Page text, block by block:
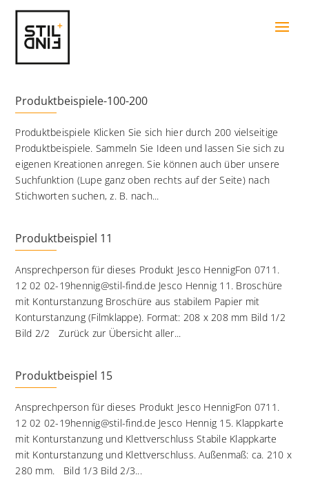
Produktbeispiele-100-200
Produktbeispiele Klicken Sie sich hier durch 200 vielseitige
Produktbeispiele. Sammeln Sie Ideen und lassen Sie sich zu
eigenen Kreationen anregen. Sie können auch über unsere
Suchfunktion (Lupe ganz oben rechts auf der Seite) nach
Stichworten suchen, z. B. nach...
Produktbeispiel 11
Ansprechperson für dieses Produkt Jesco HennigFon 0711.
12 02 02-19hennig@stil-find.de Jesco Hennig 11. Broschüre
mit Konturstanzung Broschüre aus stabilem Papier mit
Konturstanzung (Filmklappe). Format: 208 x 208 mm Bild 1/2
Bild 2/2 Zurück zur Übersicht aller...
Produktbeispiel 15
Ansprechperson für dieses Produkt Jesco HennigFon 0711.
12 02 02-19hennig@stil-find.de Jesco Hennig 15. Klappkarte
mit Konturstanzung und Klettverschluss Stabile Klappkarte
mit Konturstanzung und Klettverschluss. Außenmaß: ca. 210 x
280 mm. Bild 1/3 Bild 2/3...